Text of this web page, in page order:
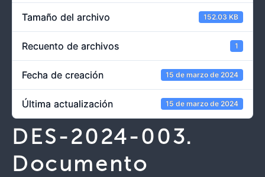
Tamaño del archivo 152.03 KB
Recuento de archivos 1
Fecha de creación 15 de marzo de 2024
Última actualización 15 de marzo de 2024
DES-2024-003.
Documento